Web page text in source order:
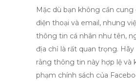
Mặc dù bạn không cần cung
điện thoại và email, nhưng
thông tin cá nhân như tên,
địa chỉ là rất quan trọng. Hãy
rằng thông tin này hợp lệ và
phạm chính sách của